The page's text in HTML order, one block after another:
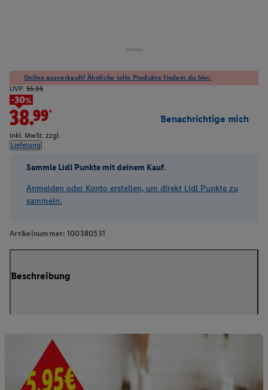
Online ausverkauft! Ähnliche tolle Produkte findest du hier.
UVP: 55.95
-30%
38.99*
inkl. MwSt. zzgl.
Lieferung
Benachrichtige mich
Sammle Lidl Punkte mit deinem Kauf.
Anmelden oder Konto erstellen, um direkt Lidl Punkte zu
sammeln.
Artikelnummer: 100380531
Beschreibung